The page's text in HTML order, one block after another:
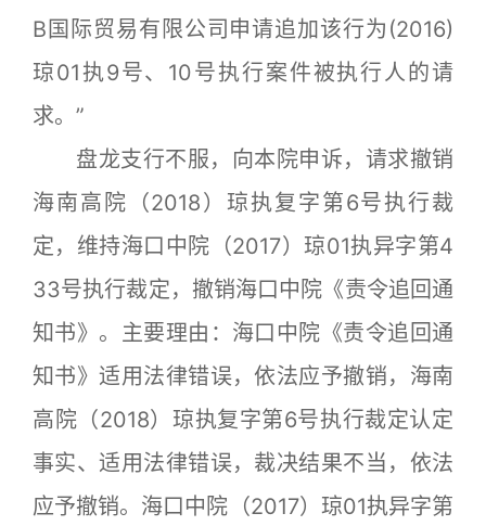
B国际贸易有限公司申请追加该行为(2016)
琼01执9号、10号执行案件被执行人的请
求。”
盘龙支行不服，向本院申诉，请求撤销
海南高院（2018）琼执复字第6号执行裁
定，维持海口中院（2017）琼01执异字第4
33号执行裁定，撤销海口中院《责令追回通
知书》。主要理由：海口中院《责令追回通
知书》适用法律错误，依法应予撤销，海南
高院（2018）琼执复字第6号执行裁定认定
事实、适用法律错误，裁决结果不当，依法
应予撤销。海口中院（2017）琼01执异字第